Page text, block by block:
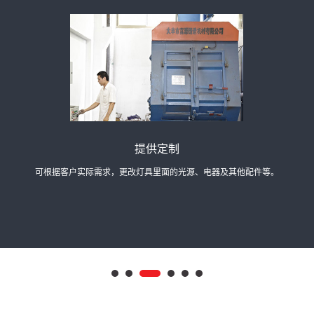
经验丰富
经过多年发展，能够快速达成产品研发、生产、供应需求的共识，提供相应解决方